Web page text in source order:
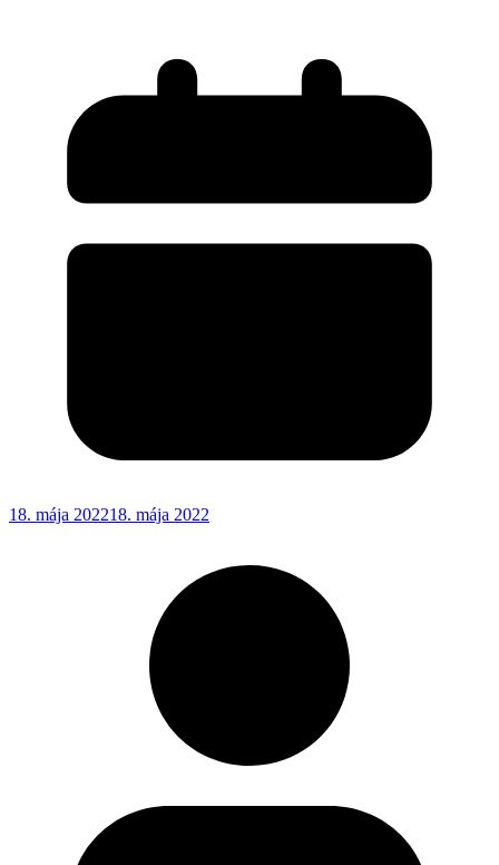
18. mája 202218. mája 2022